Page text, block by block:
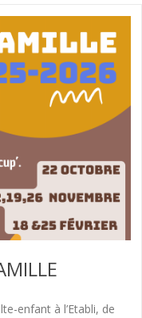
enfant à l’Etabli, de